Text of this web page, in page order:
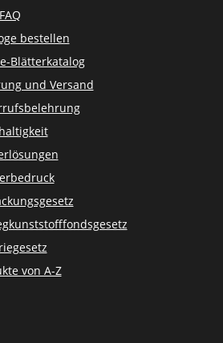
bestellen
Blätterkatalog
und Versand
von A-Z